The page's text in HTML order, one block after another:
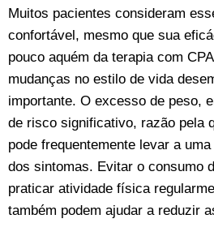
Muitos pacientes consideram
confortável, mesmo que sua
pouco aquém da terapia com
mudanças no estilo de vida
importante. O excesso de peso,
de risco significativo, razão pela
pode frequentemente levar a
dos sintomas. Evitar o consumo
praticar atividade física
também podem ajudar a reduzir